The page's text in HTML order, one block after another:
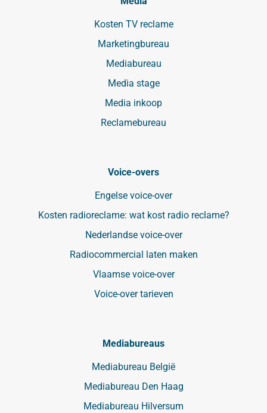
Kosten TV reclame
Marketingbureau
Mediabureau
Media stage
Media inkoop
Reclamebureau
Voice-overs
Engelse voice-over
Kosten radioreclame: wat kost radio reclame?
Nederlandse voice-over
Radiocommercial laten maken
Vlaamse voice-over
Voice-over tarieven
Mediabureaus
Mediabureau België
Mediabureau Den Haag
Mediabureau Hilversum